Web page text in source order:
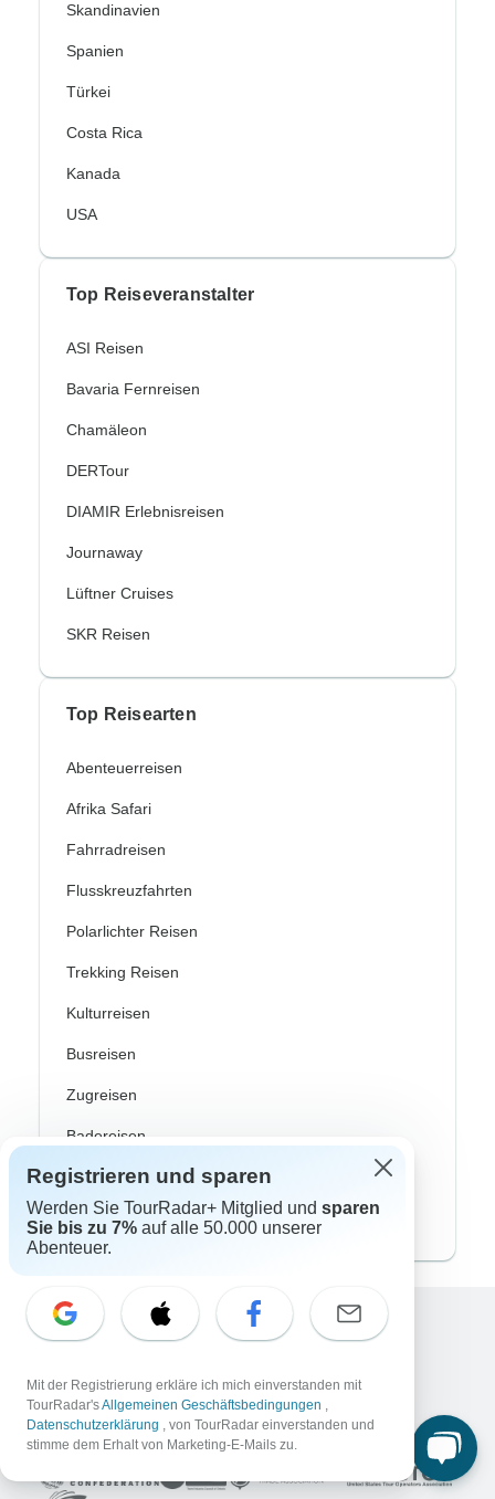
Skandinavien
Spanien
Türkei
Costa Rica
Kanada
USA
Top Reiseveranstalter
ASI Reisen
Bavaria Fernreisen
Chamäleon
DERTour
DIAMIR Erlebnisreisen
Journaway
Lüftner Cruises
SKR Reisen
Top Reisearten
Abenteuerreisen
Afrika Safari
Fahrradreisen
Flusskreuzfahrten
Polarlichter Reisen
Trekking Reisen
Kulturreisen
Busreisen
Zugreisen
Badereisen
Familienreisen
Private Rundreisen
Excellent
Assoziiert mit
Registrieren und sparen
Werden Sie TourRadar+ Mitglied und sparen
Sie bis zu 7% auf alle 50.000 unserer
Abenteuer.
Mit der Registrierung erkläre ich mich einverstanden mit
TourRadar'sAllgemeinen Geschäftsbedingungen ,
Datenschutzerklärung , von TourRadar einverstanden und
stimme dem Erhalt von Marketing-E-Mails zu.